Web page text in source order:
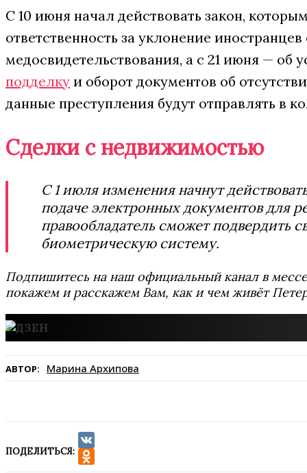
С 10 июня начал действовать закон,
ответственность за уклонение иностранцев
медосвидетельствования, а с 21 июня — об
подделку и оборот документов об
данные преступления будут отправлять в
Сделки с недвижимостью
С 1 июля изменения начнут
подаче электронных документов для
правообладатель сможет подвердить
биометрическую систему.
Подпишитесь на наш официальный канал в
покажем и расскажем Вам, как и чем живёт
АВТОР: Марина Архипова
ПОДЕЛИТЬСЯ:
VK